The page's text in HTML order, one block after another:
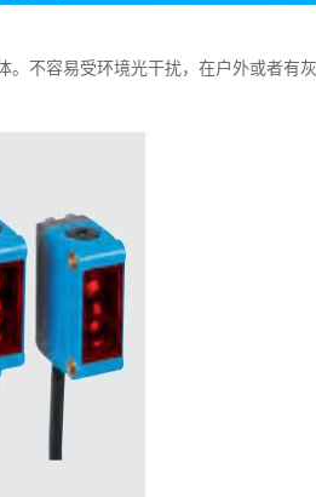
不容易受环境光干扰，在户外或者有